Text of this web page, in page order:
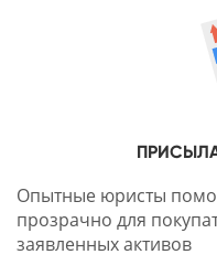
Опытные юристы
прозрачно для
заявленных активов